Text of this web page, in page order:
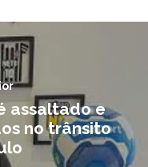
assaltado e
no trânsito